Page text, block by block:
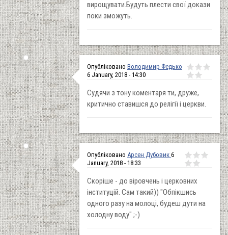
вирощувати.Будуть плести свої докази
поки зможуть.
Опубліковано Володимир Федько
6 January, 2018 - 14:30
Судячи з тону коментаря ти, друже,
критично ставишся до релігії і церкви.
Опубліковано Арсен Дубовик 6
January, 2018 - 18:33
Скоріше - до віровчень і церковних
інституцій. Сам такий)) "Обпікшись
одного разу на молоці, будеш дути на
холодну воду" ;-)